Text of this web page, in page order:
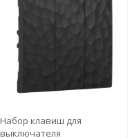
Набор клавиш для
выключателя